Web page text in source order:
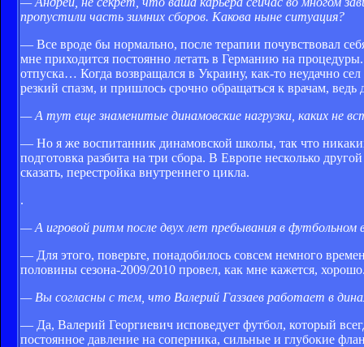
пропустили часть зимних сборов. Какова ныне ситуация?
— Все вроде бы нормально, после терапии почувствовал
мне приходится постоянно летать в Германию на
отпуска… Когда возвращался в Украину, как-то неудачно
резкий спазм, и пришлось срочно обращаться к врачам, ведь
— А тут еще знаменитые динамовские нагрузки, каких не
— Но я же воспитанник динамовской школы, так что
подготовка разбита на три сбора. В Европе несколько
сказать, перестройка внутреннего цикла.
.
— А игровой ритм после двух лет пребывания в
— Для этого, поверьте, понадобилось совсем немного
половины сезона-2009/2010 провел, как мне кажется,
— Вы согласны с тем, что Валерий Газзаев работает в
— Да, Валерий Георгиевич исповедует футбол, который
постоянное давление на соперника, сильные и глубокие